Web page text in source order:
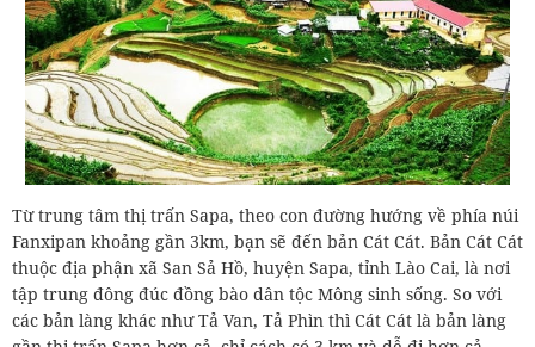
Từ trung tâm thị trấn Sapa, theo con đường hướng về phía núi
Fanxipan khoảng gần 3km, bạn sẽ đến bản Cát Cát. Bản Cát Cát
thuộc địa phận xã San Sả Hồ, huyện Sapa, tỉnh Lào Cai, là nơi
tập trung đông đúc đồng bào dân tộc Mông sinh sống. So với
các bản làng khác như Tả Van, Tả Phìn thì Cát Cát là bản làng